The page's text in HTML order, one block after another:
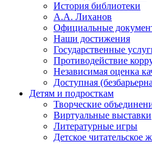
История библиотеки
А.А. Лиханов
Официальные
Наши достижения
Государственные
Противодействие
Независимая оценка
Доступная
Детям и подросткам
Творческие
Виртуальные выставки
Литературные игры
Детское читательское